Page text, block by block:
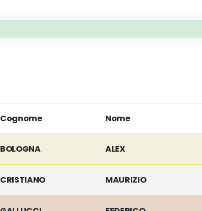
Cognome Nome
BOLOGNA ALEX
CRISTIANO MAURIZIO